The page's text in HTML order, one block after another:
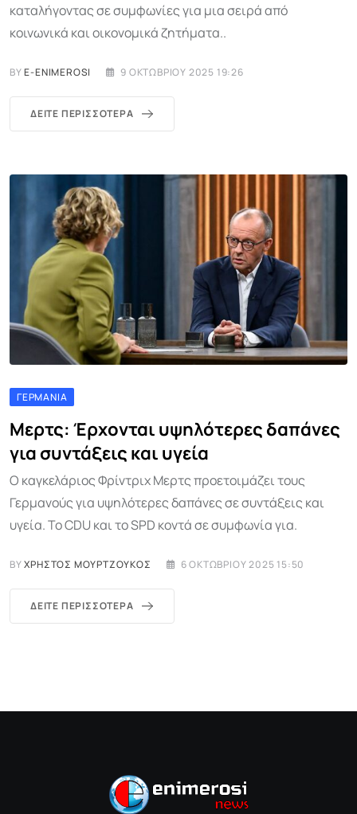
καταλήγοντας σε συμφωνίες για μια σειρά από
κοινωνικά και οικονομικά ζητήματα..
BYE-ENIMEROSI 9 ΟΚΤΩΒΡΊΟΥ 2025 19:26
ΔΕΊΤΕ ΠΕΡΙΣΣΌΤΕΡΑ
ΓΕΡΜΑΝΊΑ
Μερτς: Έρχονται υψηλότερες δαπάνες
για συντάξεις και υγεία
Ο καγκελάριος Φρίντριχ Μερτς προετοιμάζει τους
Γερμανούς για υψηλότερες δαπάνες σε συντάξεις και
υγεία. Το CDU και το SPD κοντά σε συμφωνία για.
BYΧΡΉΣΤΟΣ ΜΟΥΡΤΖΟΎΚΟΣ 6 ΟΚΤΩΒΡΊΟΥ 2025 15:50
ΔΕΊΤΕ ΠΕΡΙΣΣΌΤΕΡΑ